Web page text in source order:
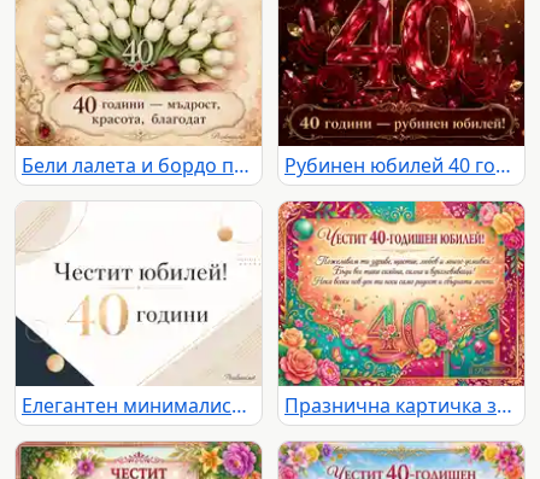
Бели лалета и бордо панделка за елегантен юбилей 40 години Рубинен юбилей 40 години с червени рози, рубини и златен надпис
Елегантен минималистичен дизайн със златисти акценти и надпис „Честит юбилей! 40 години“ Празнична картичка за 40-годишен юбилей с пищни цветя, златни орнаменти и топли пожелания.